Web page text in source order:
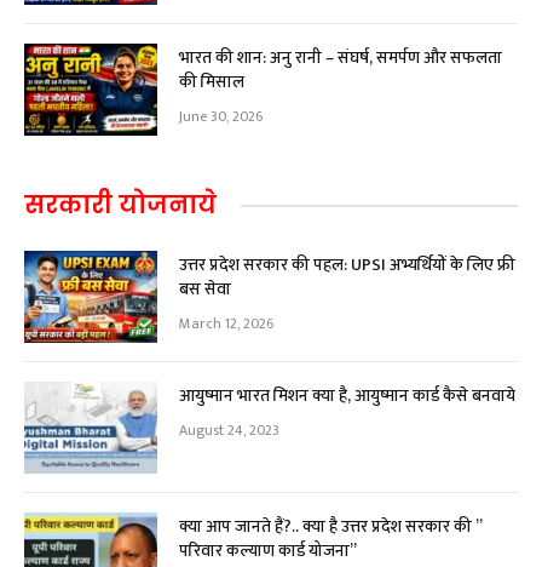
भारत की शान: अनु रानी – संघर्ष, समर्पण और सफलता
की मिसाल
June 30, 2026
सरकारी योजनाये
उत्तर प्रदेश सरकार की पहल: UPSI अभ्यर्थियों के लिए फ्री
बस सेवा
March 12, 2026
आयुष्मान भारत मिशन क्या है, आयुष्मान कार्ड कैसे बनवाये
August 24, 2023
क्या आप जानते हैं?.. क्या है उत्तर प्रदेश सरकार की ”
परिवार कल्याण कार्ड योजना”